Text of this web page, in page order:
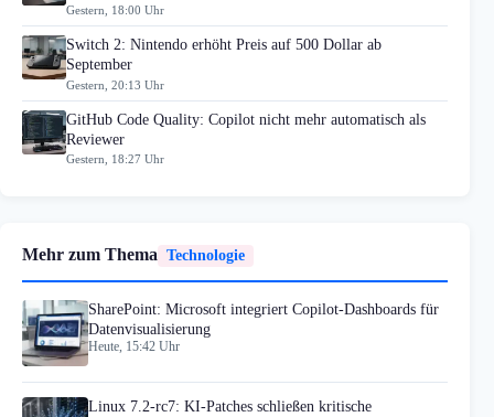
Gestern, 18:00 Uhr
Switch 2: Nintendo erhöht Preis auf 500 Dollar ab
September
Gestern, 20:13 Uhr
GitHub Code Quality: Copilot nicht mehr automatisch als
Reviewer
Gestern, 18:27 Uhr
Mehr zum Thema Technologie
SharePoint: Microsoft integriert Copilot-Dashboards für
Datenvisualisierung
Heute, 15:42 Uhr
Linux 7.2-rc7: KI-Patches schließen kritische